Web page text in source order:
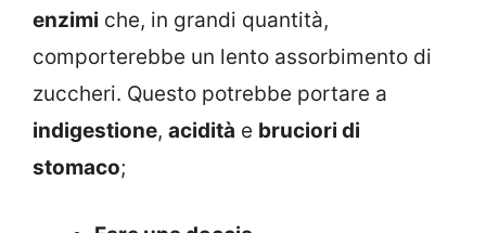
enzimi che, in grandi quantità,
comporterebbe un lento assorbimento di
zuccheri. Questo potrebbe portare a
indigestione, acidità e bruciori di
stomaco;